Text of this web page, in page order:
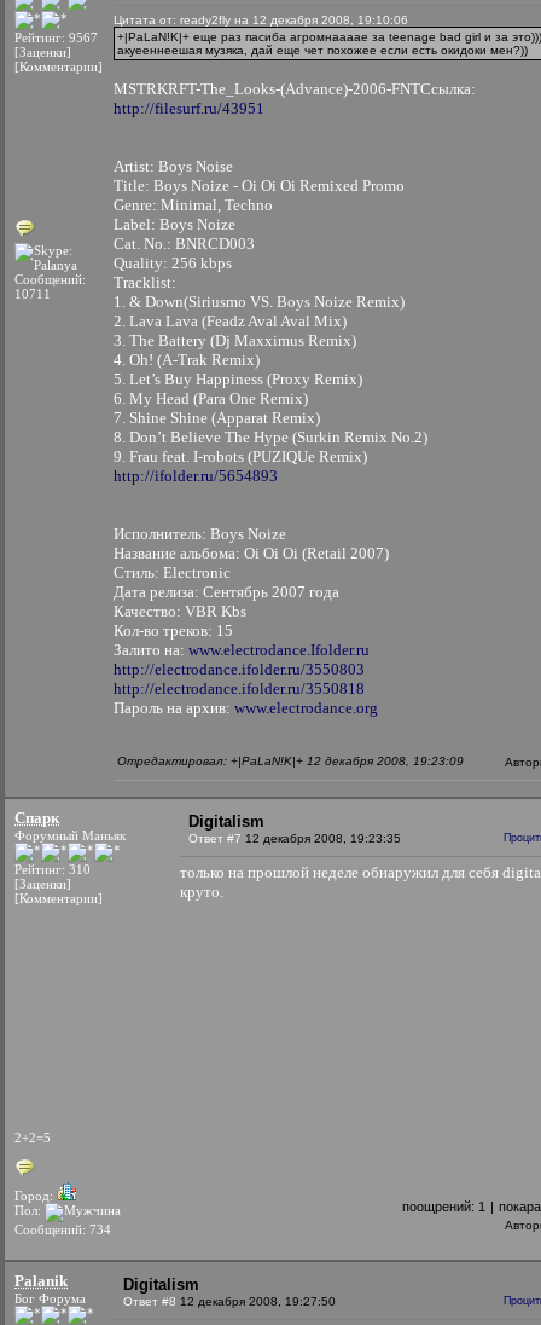
Рейтинг: 9567
[Заценки]
[Комментарии]
Сообщений:
10711
Цитата от: ready2fly на 12 декабря 2008, 19:10:06
+|PaLaN!K|+ еще раз пасиба агромнаааае за teenage bad girl и за
акуееннеешая музяка, дай еще чет похожее если есть окидоки мен?))
MSTRKRFT-The_Looks-(Advance)-2006-FNTСсылка:
http://filesurf.ru/43951
Artist: Boys Noise
Title: Boys Noize - Oi Oi Oi Remixed Promo
Genre: Minimal, Techno
Label: Boys Noize
Cat. No.: BNRCD003
Quality: 256 kbps
Tracklist:
1. & Down(Siriusmo VS. Boys Noize Remix)
2. Lava Lava (Feadz Aval Aval Mix)
3. The Battery (Dj Maxximus Remix)
4. Oh! (A-Trak Remix)
5. Let’s Buy Happiness (Proxy Remix)
6. My Head (Para One Remix)
7. Shine Shine (Apparat Remix)
8. Don’t Believe The Hype (Surkin Remix No.2)
9. Frau feat. I-robots (PUZIQUe Remix)
http://ifolder.ru/5654893
Исполнитель: Boys Noize
Название альбома: Oi Oi Oi (Retail 2007)
Стиль: Electronic
Дата релиза: Сентябрь 2007 года
Качество: VBR Kbs
Кол-во треков: 15
Залито на: www.electrodance.Ifolder.ru
http://electrodance.ifolder.ru/3550803
http://electrodance.ifolder.ru/3550818
Пароль на архив: www.electrodance.org
Отредактировал: +|PaLaN!K|+ 12 декабря 2008, 19:23:09
Спарк
Форумный Маньяк
Рейтинг: 310
[Заценки]
[Комментарии]
2+2=5
Город:
Пол:
Сообщений: 734
Digitalism
Ответ #7 12 декабря 2008, 19:23:35
только на прошлой неделе обнаружил для себя
круто.
поощрений: 1 |
Palanik
Бог Форума
Digitalism
Ответ #8 12 декабря 2008, 19:27:50